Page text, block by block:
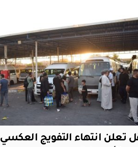
تعلن انتهاء التفويج العكسي